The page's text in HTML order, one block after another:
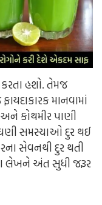
કરતા હશો. તેમજ
માનવામાં
કોથમીર પાણી
ઘણી સમસ્યાઓ દુર થઈ
સેવનથી દુર થતી
લેખને અંત સુધી જરૂર